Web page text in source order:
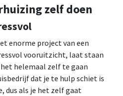
zelf doen
enorme project van een
vooruitzicht, laat staan
helemaal zelf te gaan
dat je te hulp schiet is
dus als je het zelf gaat